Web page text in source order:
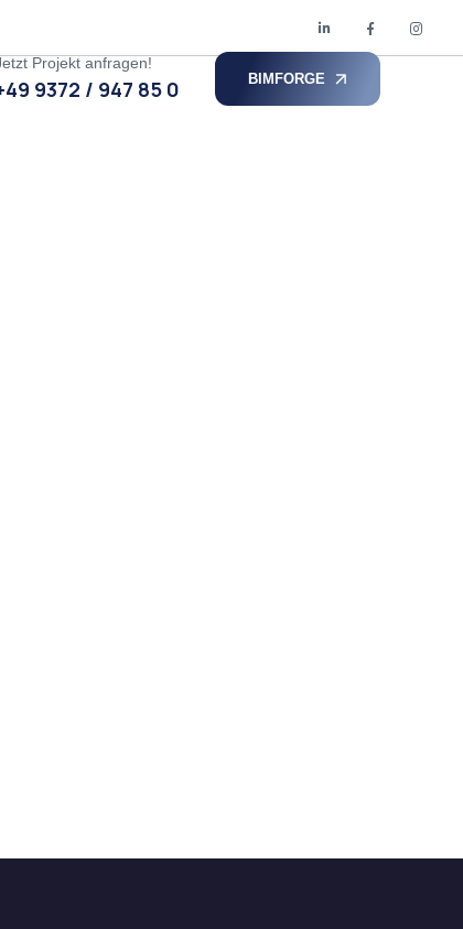
Projekt anfragen!
9372 / 947 85 0 BIMFORGE